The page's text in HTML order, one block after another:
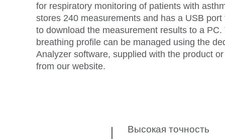
for respiratory monitoring of patients with
stores 240 measurements and has a USB
to download the measurement results to a PC.
breathing profile can be managed using the
Analyzer software, supplied with the product
from our website.
Высокая точность